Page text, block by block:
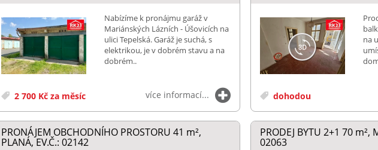
Nabízíme k pronájmu garáž v
Mariánských Lázních - Úšovicích na
ulici Tepelská. Garáž je suchá, s
elektrikou, je v dobrém stavu a na
dobrém..
2 700 Kč za měsíc více informací...
na
dohodou
PRONÁJEM OBCHODNÍHO PROSTORU 41 m²,
PLANÁ, EV.Č.: 02142
PRODEJ BYTU 2+1 70 m²,
02063